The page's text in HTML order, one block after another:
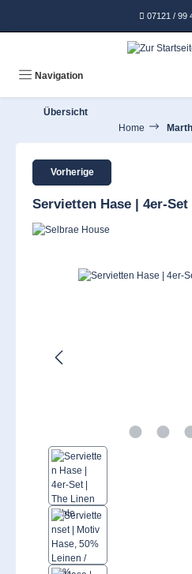
07121 / 99
Navigation
Übersicht
Home
Vorherige
Servietten Hase | 4er-Set
Bildergalerie überspringen